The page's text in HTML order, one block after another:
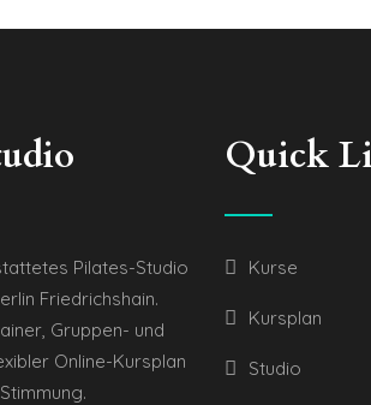
Pilates-Studio
Friedrichshain.
Gruppen- und
Online-Kursplan
Quick
Kurse
Kursplan
Studio